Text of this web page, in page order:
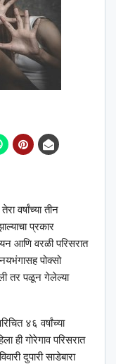
वर्षांच्या तीन
प्रकार
आणि वरळी परिसरात
पोक्सो
तर पळून गेलेल्या
४६ वर्षांच्या
ही गोरेगाव परिसरात
दुपारी साडेबारा